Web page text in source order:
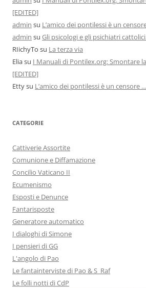
[EDITED]
admin su L’amico dei pontilessi è un
admin su Gli psicologi e gli psichiatri
RIichyTo su La terza via
Eliasu I Manuali di Pontilex.org: Smontare
[EDITED]
Ettysu L’amico dei pontilessi è un censore …
CATEGORIE
Cattiverie Assortite
Comunione e Diffamazione
Concilio Vaticano II
Ecumenismo
Esposti e Denunce
Fantarisposte
Generatore automatico
I dialoghi di Simone
I pensieri di GG
L'angolo di Pao
Le fantainterviste di Pao & S_Raf
Le folli notti di CdP